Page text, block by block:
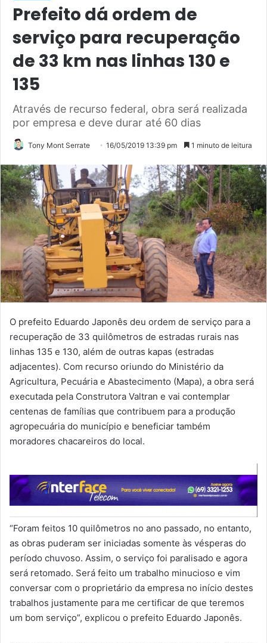
Prefeito dá ordem de
serviço para recuperação
de 33 km nas linhas 130 e
135
Através de recurso federal, obra será realizada
por empresa e deve durar até 60 dias
Tony Mont Serrate 16/05/2019 13:39 pm 1 minuto de leitura
O prefeito Eduardo Japonês deu ordem de serviço para a
recuperação de 33 quilômetros de estradas rurais nas
linhas 135 e 130, além de outras kapas (estradas
adjacentes). Com recurso oriundo do Ministério da
Agricultura, Pecuária e Abastecimento (Mapa), a obra será
executada pela Construtora Valtran e vai contemplar
centenas de famílias que contribuem para a produção
agropecuária do município e beneficiar também
moradores chacareiros do local.
“Foram feitos 10 quilômetros no ano passado, no entanto,
as obras puderam ser iniciadas somente às vésperas do
período chuvoso. Assim, o serviço foi paralisado e agora
será retomado. Será feito um trabalho minucioso e vim
conversar com o proprietário da empresa no início destes
trabalhos justamente para me certificar de que teremos
um bom serviço”, explicou o prefeito Eduardo Japonês.